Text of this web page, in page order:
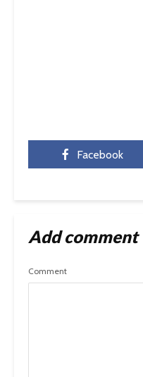
Facebook
Add comment
Comment